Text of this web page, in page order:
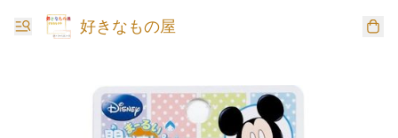
好きなもの屋